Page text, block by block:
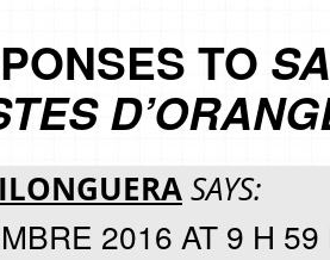
TO
SAYS:
2016 AT 9 H 59